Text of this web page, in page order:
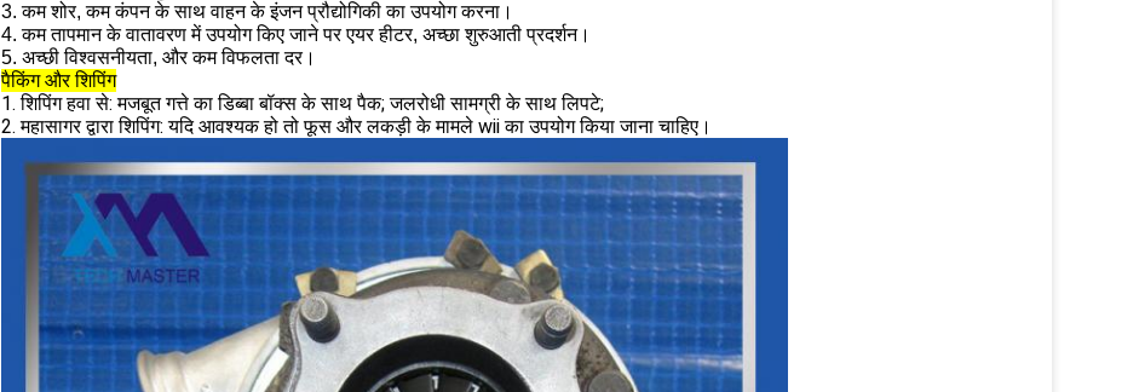
3. कम शोर, कम कंपन के साथ वाहन के इंजन प्रौद्योगिकी का उपयोग करना।
4. कम तापमान के वातावरण में उपयोग किए जाने पर एयर हीटर, अच्छा शुरुआती प्रदर्शन।
5. अच्छी विश्वसनीयता, और कम विफलता दर।
पैकिंग और शिपिंग
1. शिपिंग हवा से: मजबूत गत्ते का डिब्बा बॉक्स के साथ पैक; जलरोधी सामग्री के साथ लिपटे;
2. महासागर द्वारा शिपिंग: यदि आवश्यक हो तो फूस और लकड़ी के मामले wii का उपयोग किया जाना चाहिए।